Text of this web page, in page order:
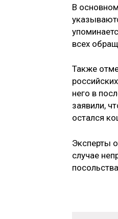
В
всех
Также
него в
заявили,
остался
Эксперты
случае